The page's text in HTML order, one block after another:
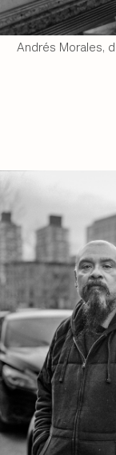
Andrés Morales,